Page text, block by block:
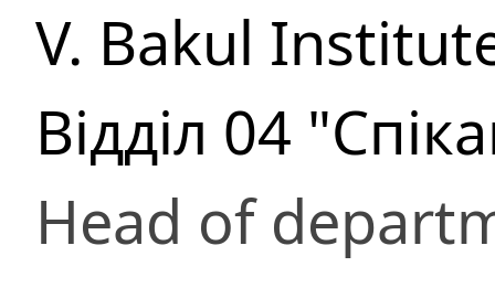
V. Bakul
Відділ 04
Head of